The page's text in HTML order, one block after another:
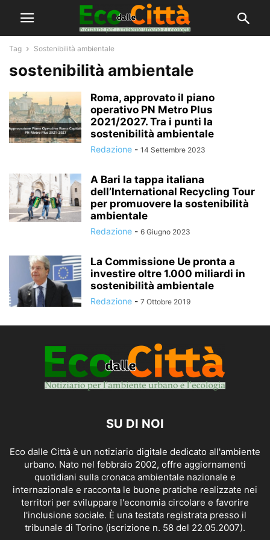
Tag Sostenibilità ambientale
sostenibilità ambientale
Roma, approvato il piano
operativo PN Metro Plus
2021/2027. Tra i punti la
sostenibilità ambientale
Redazione - 14 Settembre 2023
A Bari la tappa italiana
dell’International Recycling Tour
per promuovere la sostenibilità
ambientale
Redazione - 6 Giugno 2023
La Commissione Ue pronta a
investire oltre 1.000 miliardi in
sostenibilità ambientale
Redazione - 7 Ottobre 2019
SU DI NOI
Eco dalle Città è un notiziario digitale dedicato all'ambiente
urbano. Nato nel febbraio 2002, offre aggiornamenti
quotidiani sulla cronaca ambientale nazionale e
internazionale e racconta le buone pratiche realizzate nei
territori per sviluppare l'economia circolare e favorire
l'inclusione sociale. È una testata registrata presso il
tribunale di Torino (iscrizione n. 58 del 22.05.2007).